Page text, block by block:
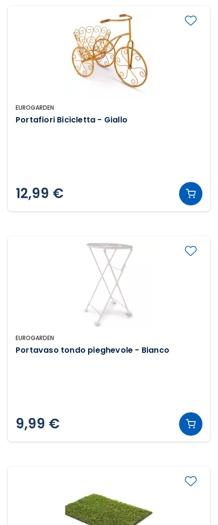
EUROGARDEN
Portafiori Bicicletta - Giallo
12,99 €
EUROGARDEN
Portavaso tondo pieghevole - Bianco
9,99 €